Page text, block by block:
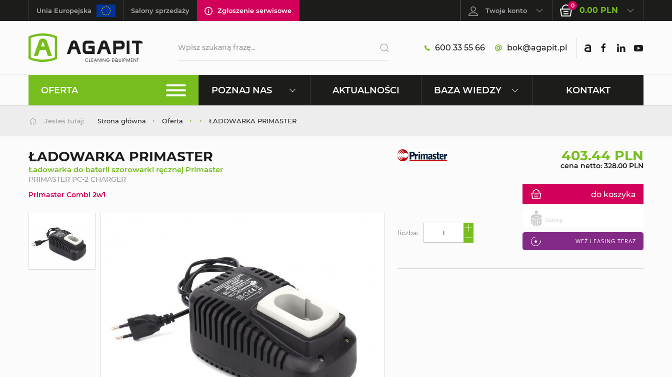
Unia Europejska Salony sprzedaży Zgłoszenie serwisowe Twoje konto
0 0.00 PLN
600 33 55 66 bok@agapit.pl
OFERTA POZNAJ NAS AKTUALNOŚCI BAZA WIEDZY KONTAKT
Jesteś tutaj: Strona główna Oferta ŁADOWARKA PRIMASTER
ŁADOWARKA PRIMASTER
Ładowarka do baterii szorowarki ręcznej Primaster
PRIMASTER PC-2 CHARGER
Primaster Combi 2w1
403.44 PLN
cena netto: 328.00 PLN
do koszyka
WEŹ LEASING TERAZ
liczba: